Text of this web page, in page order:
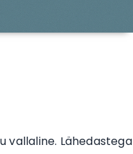
vallaline. Lähedastega